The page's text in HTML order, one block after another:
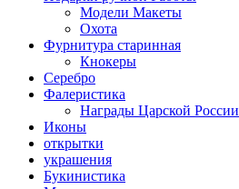
Модели Макеты
Охота
Фурнитура старинная
Кнокеры
Серебро
Фалеристика
Награды Царской России
Иконы
открытки
украшения
Букинистика